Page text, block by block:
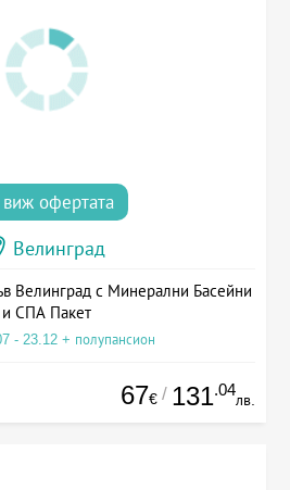
виж офертата
Велинград
Велинград с Минерални Басейни
и СПА Пакет
- 23.12 + полупансион
67€ / 131.04
лв.